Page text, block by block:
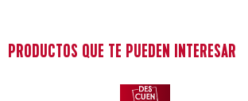
PRODUCTOS QUE TE PUEDEN INTERESAR